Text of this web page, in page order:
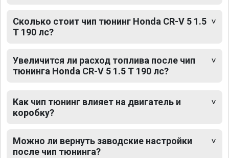
Сколько стоит чип тюнинг Honda CR-V 5 1.5
T 190 лс?
Увеличится ли расход топлива после чип
тюнинга Honda CR-V 5 1.5 T 190 лс?
Как чип тюнинг влияет на двигатель и
коробку?
Можно ли вернуть заводские настройки
после чип тюнинга?